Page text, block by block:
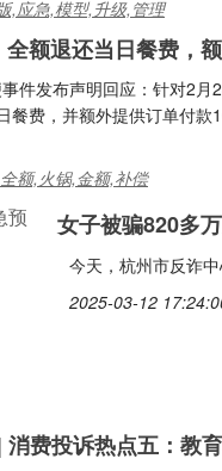
,应急,模型,升级,管理
额退还当日餐费，
件发布声明回应：针对2
费，并额外提供订单付款
额,火锅,金额,补偿
女子被骗820多
今天，杭州市反诈中
2025-03-12
费投诉热点五：教